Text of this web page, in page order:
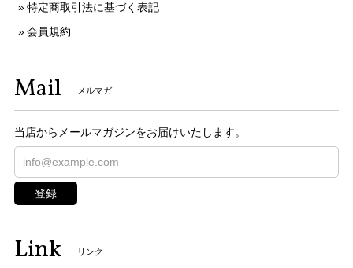
特定商取引法に基づく表記
会員規約
Mail メルマガ
当店からメールマガジンをお届けいたします。
登録
Link リンク